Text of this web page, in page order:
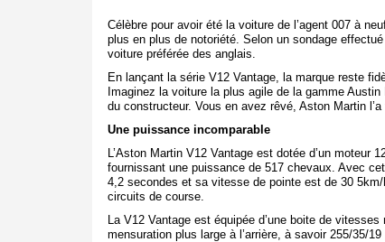
Célèbre pour avoir été la voiture de l’agent 007 à
plus en plus de notoriété. Selon un sondage
voiture préférée des anglais.
En lançant la série V12 Vantage, la marque reste
Imaginez la voiture la plus agile de la gamme
du constructeur. Vous en avez rêvé, Aston Martin l’a
Une puissance incomparable
L’Aston Martin V12 Vantage est dotée d’un moteur
fournissant une puissance de 517 chevaux. Avec
4,2 secondes et sa vitesse de pointe est de 30
circuits de course.
La V12 Vantage est équipée d’une boite de
mensuration plus large à l’arrière, à savoir 255/35/